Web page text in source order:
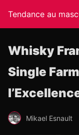
Tendance au
Whisky
Single
Mikael Esnault